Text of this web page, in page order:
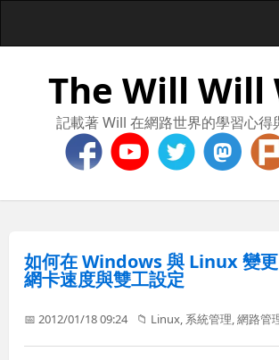
The Will Will
記載著 Will 在網路世界的學習心得
如何在 Windows 與 Linux 變
網卡速度與雙工設定
📅 2012/01/18 09:24 📁 Linux 系統管理 ,網路管